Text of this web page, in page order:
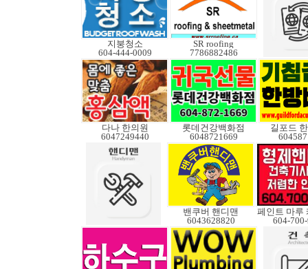
지붕청소
604-444-0009
SR roofing
7786882486
다나 한의원
6047249440
롯데건강백화점
6048721669
길포드
밴쿠버 핸디맨
6043628820
604-